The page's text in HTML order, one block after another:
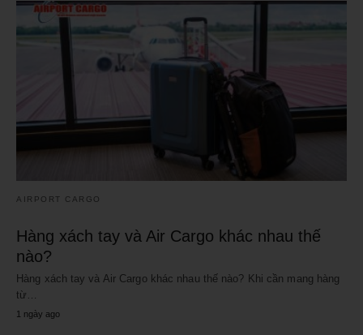
AIRPORT CARGO
Hàng xách tay và Air Cargo khác nhau thế
nào?
Hàng xách tay và Air Cargo khác nhau thế nào? Khi cần mang hàng
từ…
1 ngày ago